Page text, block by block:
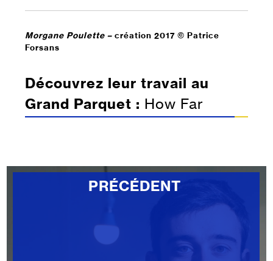
Morgane Poulette – création 2017 © Patrice
Forsans
Découvrez leur travail au
Grand Parquet : How Far
PRÉCÉDENT